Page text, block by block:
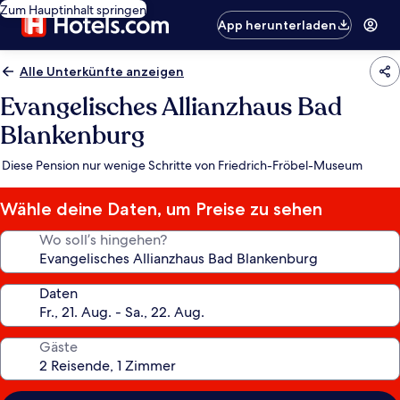
Zum Hauptinhalt springen
App herunterladen
Alle Unterkünfte anzeigen
Evangelisches Allianzhaus Bad
Blankenburg
Diese Pension nur wenige Schritte von Friedrich-Fröbel-Museum
Wähle deine Daten, um Preise zu sehen
Wo soll’s hingehen?
Daten
Gäste